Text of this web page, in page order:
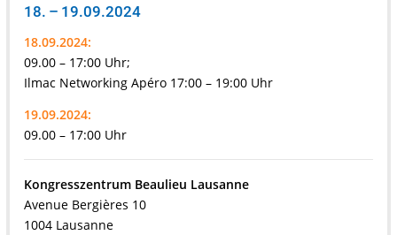
18. – 19.09.2024
18.09.2024:
09.00 – 17:00 Uhr;
Ilmac Networking Apéro 17:00 – 19:00 Uhr
19.09.2024:
09.00 – 17:00 Uhr
Kongresszentrum Beaulieu Lausanne
Avenue Bergières 10
1004 Lausanne